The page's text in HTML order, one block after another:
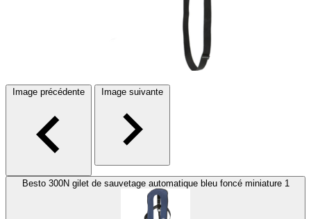
Image précédente Image suivante
Besto 300N gilet de sauvetage automatique bleu foncé miniature 1